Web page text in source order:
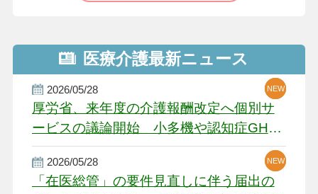
医療介護最新ニュース
2026/05/28
厚労省、来年度の介護報酬改定へ個別サ
ービスの議論開始 小多機や認知症GH、
厳しい経営環境に危機感
NEW
NEW
NEW
2026/05/28
「在医総管」の要件見直しに伴う届出の
NEW
NEW